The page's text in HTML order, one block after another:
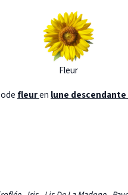
Fleur
fleuren lune descendante